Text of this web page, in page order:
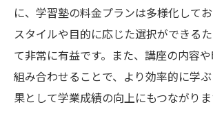
に、学習塾の料金プランは多様化して
スタイルや目的に応じた選択ができる
て非常に有益です。また、講座の内容
組み合わせることで、より効率的に学
果として学業成績の向上にもつながりま